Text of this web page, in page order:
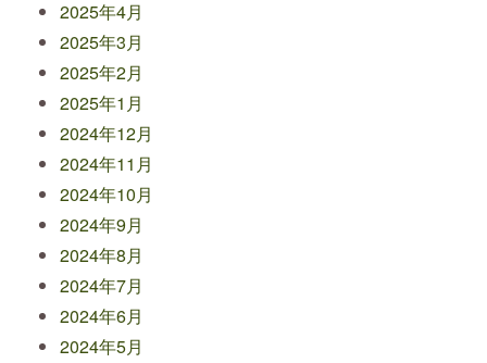
2025年4月
2025年3月
2025年2月
2025年1月
2024年12月
2024年11月
2024年10月
2024年9月
2024年8月
2024年7月
2024年6月
2024年5月